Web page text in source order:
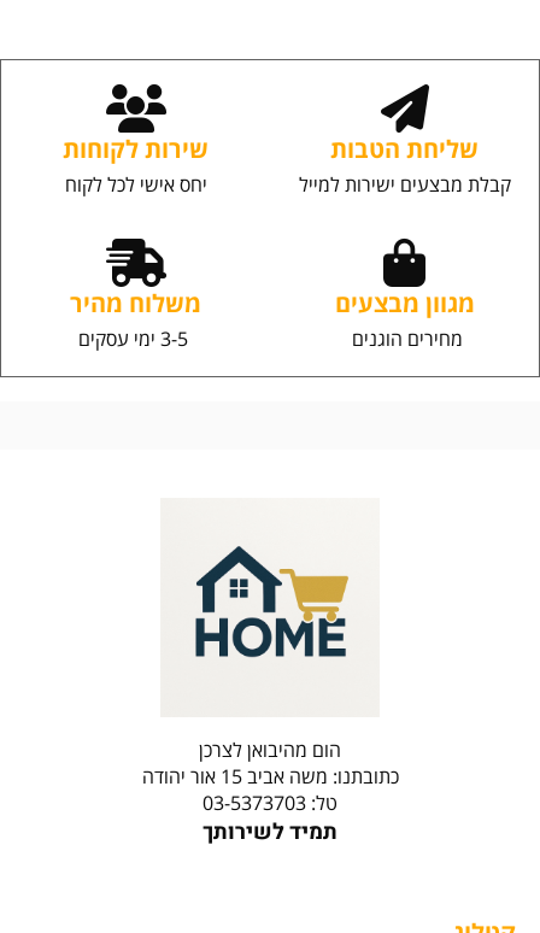
שליחת הטבות
קבלת מבצעים ישירות למייל
שירות לקוחות
יחס אישי לכל לקוח
מגוון מבצעים
מחירים הוגנים
משלוח מהיר
הום מהיבואן לצרכן
כתובתנו: משה אביב 15 אור יהודה
טל: 03-5373703
תמיד לשירותך